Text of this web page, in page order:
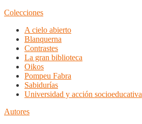
Colecciones
A cielo abierto
Blanquerna
Contrastes
La gran biblioteca
Oikos
Pompeu Fabra
Sabidurías
Universidad y acción socioeducativa
Autores